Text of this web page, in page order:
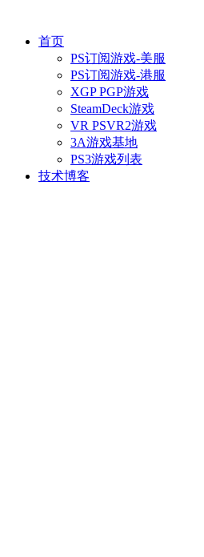
首页
PS订阅游戏-美服
PS订阅游戏-港服
XGP PGP游戏
SteamDeck游戏
VR PSVR2游戏
3A游戏基地
PS3游戏列表
技术博客